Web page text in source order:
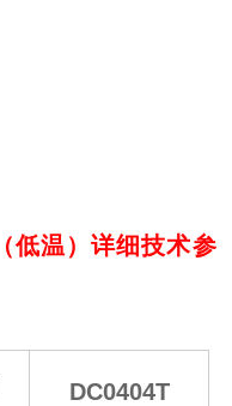
（低温）详细技术参
DC0404T